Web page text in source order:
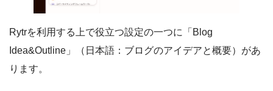
Rytrを利用する上で役立つ設定の一つに「Blog
Idea&Outline」（日本語：ブログのアイデアと概要）があ
ります。